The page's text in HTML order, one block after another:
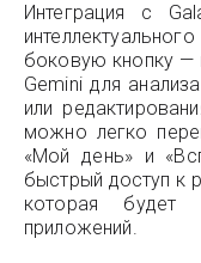
Интеграция с
боковую кнопку —
Gemini для
или
можно легко
«Мой день» и
быстрый доступ к
которая будет
приложений.